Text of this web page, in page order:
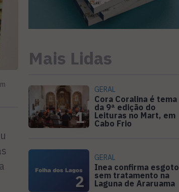
Mais Lidas
1
GERAL
Cora Coralina é tema
da 9ª edição do
Leituras no Mart, em
Cabo Frio
2
GERAL
Inea confirma esgoto
sem tratamento na
Laguna de Araruama